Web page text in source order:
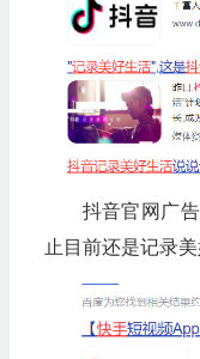
抖音官网广
止目前还是记录美